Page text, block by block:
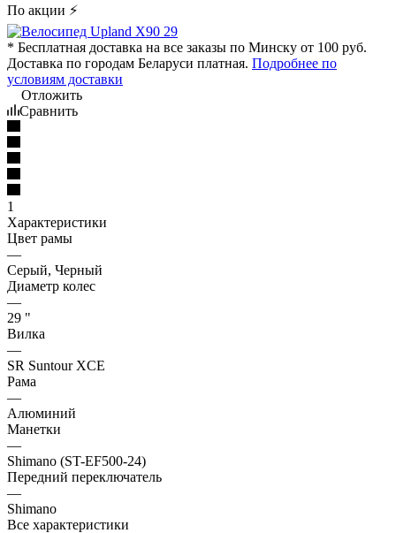
По акции ⚡
* Бесплатная доставка на все заказы по Минску от 100 руб.
Доставка по городам Беларуси платная. Подробнее по
условиям доставки
Отложить
Сравнить
1
Характеристики
Цвет рамы
—
Серый, Черный
Диаметр колес
—
29 "
Вилка
—
SR Suntour XCE
Рама
—
Алюминий
Манетки
—
Shimano (ST-EF500-24)
Передний переключатель
—
Shimano
Все характеристики